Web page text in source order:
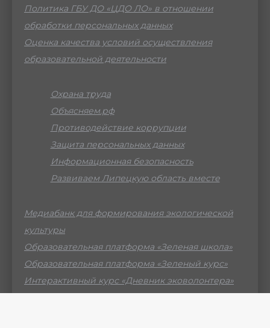
Политика ГБУ ДО «ЦДО ЛО» в отношении
обработки персональных данных
Оценка качества условий осуществления
образовательной деятельности
Охрана труда
Объясняем.рф
Противодействие коррупции
Защита персональных данных
Информационная безопасность
Развиваем Липецкую область вместе
Медиабанк для формирования экологической
культуры
Образовательная платформа «Зеленая школа»
Образовательная платформа «Зеленый курс»
Интерактивный курс «Дневник эковолонтера»